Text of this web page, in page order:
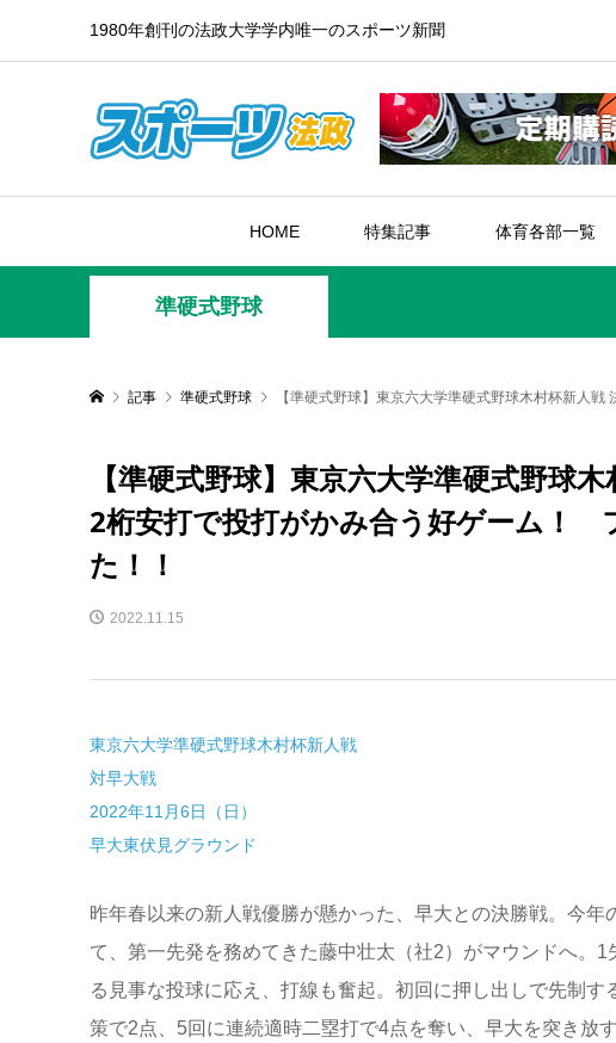
1980年創刊の法政大学学内唯一のスポーツ新聞
HOME 特集記事 体育各部一覧
準硬式野球
記事 準硬式野球 【準硬式野球】東京六大学準硬式野球木村杯新人
【準硬式野球】東京六大学準硬式野
2桁安打で投打がかみ合う好ゲーム！
た！！
2022.11.15
東京六大学準硬式野球木村杯新人戦
対早大戦
2022年11月6日（日）
早大東伏見グラウンド
昨年春以来の新人戦優勝が懸かった、早大との決勝戦。今年
て、第一先発を務めてきた藤中壮太（社2）がマウンドへ。1
る見事な投球に応え、打線も奮起。初回に押し出しで先制す
策で2点、5回に連続適時二塁打で4点を奪い、早大を突き放